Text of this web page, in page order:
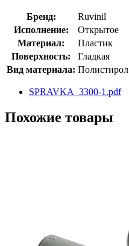
Бренд:
Ruvinil
Исполнение:
Открытое
Материал:
Пластик
Поверхность:
Гладкая
Вид материала: Полистирол
SPRAVKA_3300-1.pdf
Похожие товары